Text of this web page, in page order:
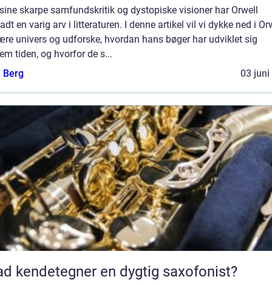
skarpe samfundskritik og dystopiske visioner har Orwell
en varig arv i litteraturen. I denne artikel vil vi dykke ned i
univers og udforske, hvordan hans bøger har udviklet sig
tiden, og hvorfor de s...
Berg
03 juni
kendetegner en dygtig saxofonist?